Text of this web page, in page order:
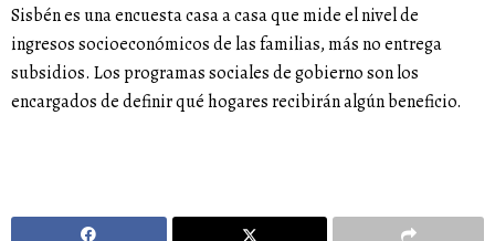
Sisbén es una encuesta casa a casa que mide el nivel de
ingresos socioeconómicos de las familias, más no entrega
subsidios. Los programas sociales de gobierno son los
encargados de definir qué hogares recibirán algún beneficio.